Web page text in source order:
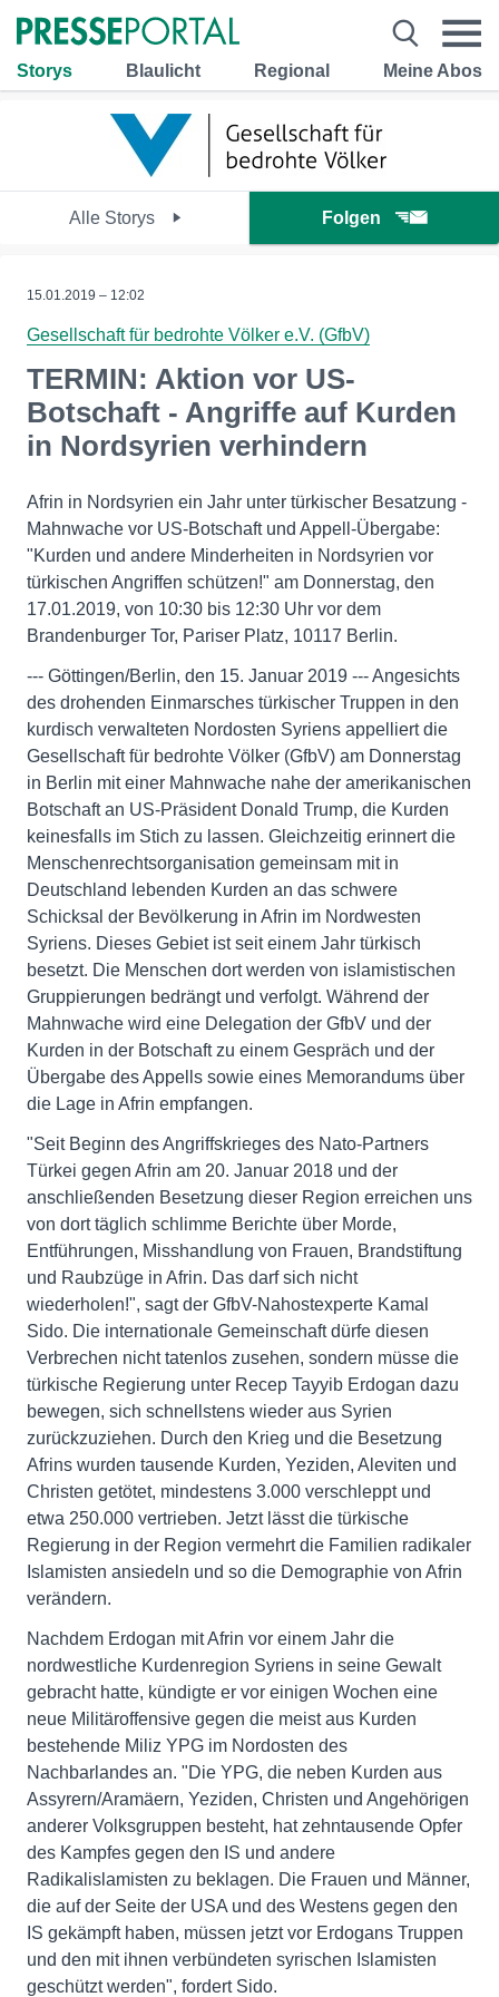
Storys Blaulicht Regional Meine Abos
Alle Storys Folgen
15.01.2019 – 12:02
Gesellschaft für bedrohte Völker e.V. (GfbV)
TERMIN: Aktion vor US-
Botschaft - Angriffe auf Kurden
in Nordsyrien verhindern
Afrin in Nordsyrien ein Jahr unter türkischer Besatzung -
Mahnwache vor US-Botschaft und Appell-Übergabe:
"Kurden und andere Minderheiten in Nordsyrien vor
türkischen Angriffen schützen!" am Donnerstag, den
17.01.2019, von 10:30 bis 12:30 Uhr vor dem
Brandenburger Tor, Pariser Platz, 10117 Berlin.
--- Göttingen/Berlin, den 15. Januar 2019 --- Angesichts
des drohenden Einmarsches türkischer Truppen in den
kurdisch verwalteten Nordosten Syriens appelliert die
Gesellschaft für bedrohte Völker (GfbV) am Donnerstag
in Berlin mit einer Mahnwache nahe der amerikanischen
Botschaft an US-Präsident Donald Trump, die Kurden
keinesfalls im Stich zu lassen. Gleichzeitig erinnert die
Menschenrechtsorganisation gemeinsam mit in
Deutschland lebenden Kurden an das schwere
Schicksal der Bevölkerung in Afrin im Nordwesten
Syriens. Dieses Gebiet ist seit einem Jahr türkisch
besetzt. Die Menschen dort werden von islamistischen
Gruppierungen bedrängt und verfolgt. Während der
Mahnwache wird eine Delegation der GfbV und der
Kurden in der Botschaft zu einem Gespräch und der
Übergabe des Appells sowie eines Memorandums über
die Lage in Afrin empfangen.
"Seit Beginn des Angriffskrieges des Nato-Partners
Türkei gegen Afrin am 20. Januar 2018 und der
anschließenden Besetzung dieser Region erreichen uns
von dort täglich schlimme Berichte über Morde,
Entführungen, Misshandlung von Frauen, Brandstiftung
und Raubzüge in Afrin. Das darf sich nicht
wiederholen!", sagt der GfbV-Nahostexperte Kamal
Sido. Die internationale Gemeinschaft dürfe diesen
Verbrechen nicht tatenlos zusehen, sondern müsse die
türkische Regierung unter Recep Tayyib Erdogan dazu
bewegen, sich schnellstens wieder aus Syrien
zurückzuziehen. Durch den Krieg und die Besetzung
Afrins wurden tausende Kurden, Yeziden, Aleviten und
Christen getötet, mindestens 3.000 verschleppt und
etwa 250.000 vertrieben. Jetzt lässt die türkische
Regierung in der Region vermehrt die Familien radikaler
Islamisten ansiedeln und so die Demographie von Afrin
verändern.
Nachdem Erdogan mit Afrin vor einem Jahr die
nordwestliche Kurdenregion Syriens in seine Gewalt
gebracht hatte, kündigte er vor einigen Wochen eine
neue Militäroffensive gegen die meist aus Kurden
bestehende Miliz YPG im Nordosten des
Nachbarlandes an. "Die YPG, die neben Kurden aus
Assyrern/Aramäern, Yeziden, Christen und Angehörigen
anderer Volksgruppen besteht, hat zehntausende Opfer
des Kampfes gegen den IS und andere
Radikalislamisten zu beklagen. Die Frauen und Männer,
die auf der Seite der USA und des Westens gegen den
IS gekämpft haben, müssen jetzt vor Erdogans Truppen
und den mit ihnen verbündeten syrischen Islamisten
geschützt werden", fordert Sido.